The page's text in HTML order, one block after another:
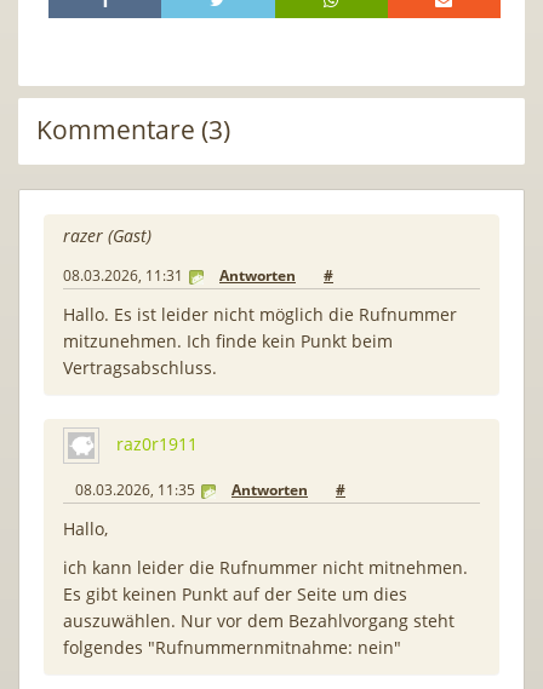
Kommentare (3)
razer (Gast)
08.03.2026, 11:31 Antworten #
Hallo. Es ist leider nicht möglich die Rufnummer
mitzunehmen. Ich finde kein Punkt beim
Vertragsabschluss.
raz0r1911
08.03.2026, 11:35 Antworten #
Hallo,
ich kann leider die Rufnummer nicht mitnehmen.
Es gibt keinen Punkt auf der Seite um dies
auszuwählen. Nur vor dem Bezahlvorgang steht
folgendes "Rufnummernmitnahme: nein"